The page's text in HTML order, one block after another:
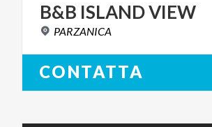
B&B ISLANDVIEW
PARZANICA
CONTATTA